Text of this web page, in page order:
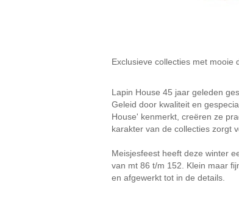
Exclusieve collecties met mooie
Lapin House 45 jaar geleden
Geleid door kwaliteit en
House' kenmerkt, creëren ze
karakter van de collecties zorgt
Meisjesfeest heeft deze winter
van mt 86 t/m 152. Klein maar
en afgewerkt tot in de details.